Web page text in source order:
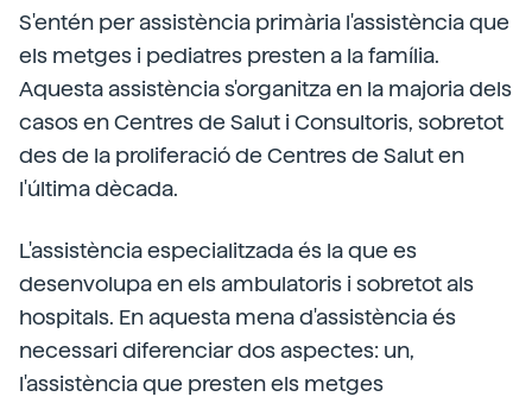
S'entén per assistència primària l'assistència que
els metges i pediatres presten a la família.
Aquesta assistència s'organitza en la majoria dels
casos en Centres de Salut i Consultoris, sobretot
des de la proliferació de Centres de Salut en
l'última dècada.
L'assistència especialitzada és la que es
desenvolupa en els ambulatoris i sobretot als
hospitals. En aquesta mena d'assistència és
necessari diferenciar dos aspectes: un,
l'assistència que presten els metges